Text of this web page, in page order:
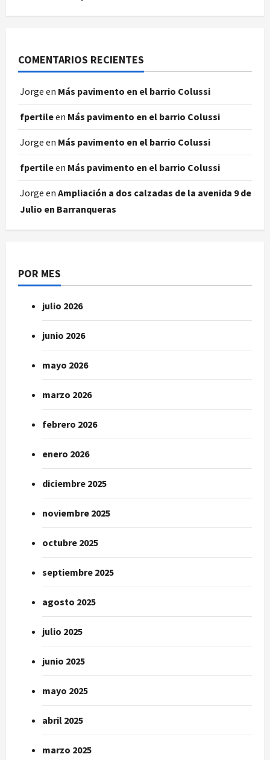
COMENTARIOS RECIENTES
Jorge en Más pavimento en el barrio Colussi
fpertileen Más pavimento en el barrio Colussi
Jorge en Más pavimento en el barrio Colussi
fpertileen Más pavimento en el barrio Colussi
Jorge en Ampliación a dos calzadas de la avenida 9 de
Julio en Barranqueras
POR MES
julio 2026
junio 2026
mayo 2026
marzo 2026
febrero 2026
enero 2026
diciembre 2025
noviembre 2025
octubre 2025
septiembre 2025
agosto 2025
julio 2025
junio 2025
mayo 2025
abril 2025
marzo 2025